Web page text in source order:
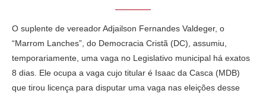
O suplente de vereador Adjailson Fernandes Valdeger, o
“Marrom Lanches”, do Democracia Cristã (DC), assumiu,
temporariamente, uma vaga no Legislativo municipal há exatos
8 dias. Ele ocupa a vaga cujo titular é Isaac da Casca (MDB)
que tirou licença para disputar uma vaga nas eleições desse